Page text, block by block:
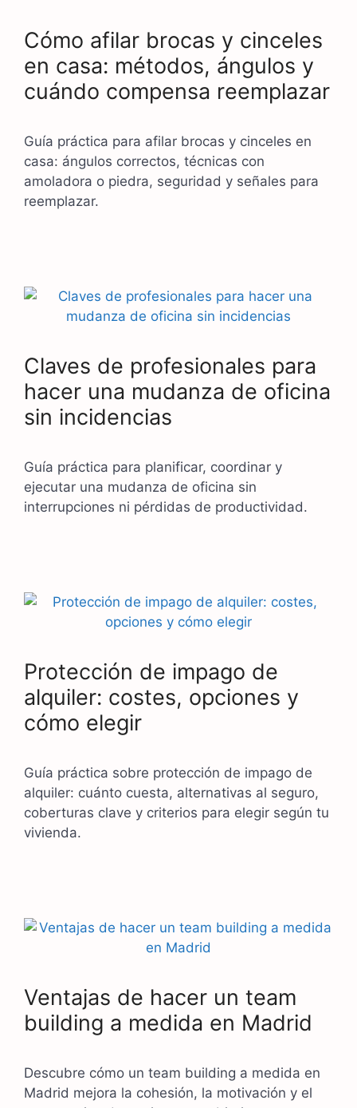
Cómo afilar brocas y cinceles
en casa: métodos, ángulos y
cuándo compensa reemplazar
Guía práctica para afilar brocas y cinceles en
casa: ángulos correctos, técnicas con
amoladora o piedra, seguridad y señales para
reemplazar.
Claves de profesionales para
hacer una mudanza de oficina
sin incidencias
Guía práctica para planificar, coordinar y
ejecutar una mudanza de oficina sin
interrupciones ni pérdidas de productividad.
Protección de impago de
alquiler: costes, opciones y
cómo elegir
Guía práctica sobre protección de impago de
alquiler: cuánto cuesta, alternativas al seguro,
coberturas clave y criterios para elegir según tu
vivienda.
Ventajas de hacer un team
building a medida en Madrid
Descubre cómo un team building a medida en
Madrid mejora la cohesión, la motivación y el